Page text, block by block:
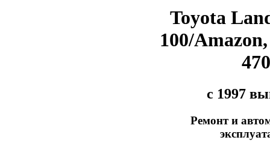
Toyota
100/
470
с 1997
Ремонт и